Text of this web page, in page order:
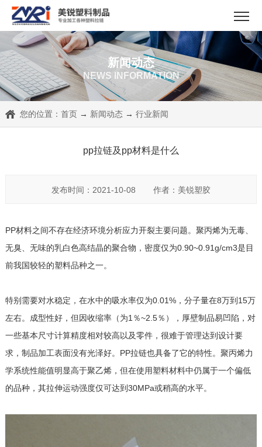
新闻动态
NEWS INFORMATION
您的位置： 首页→ 新闻动态→ 行业新闻
pp拉链及pp材料是什么
发布时间：2021-10-08 作者：美锐塑胶
PP材料之间不存在经济环境分析应力开裂主要问题。聚丙烯为无毒、
无臭、无味的乳白色高结晶的聚合物，密度仅为0.90~0.91g/cm3是目
前我国较轻的塑料品种之一。
特别需要对水稳定，在水中的吸水率仅为0.01%，分子量在8万到15万
左右。成型性好，但因收缩率（为1％~2.5％），厚壁制品易凹陷，对
一些基本尺寸计算精度相对较高以及零件，很难于管理达到设计要
求，制品加工表面没有光泽好。PP拉链也具备了它的特性。聚丙烯力
学系统性能值明显高于聚乙烯，但在使用塑料材料中仍属于一个偏低
的品种，其拉伸运动强度仅可达到30MPa或稍高的水平。